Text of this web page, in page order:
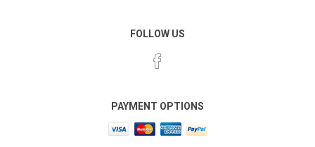
FOLLOW US
PAYMENT OPTIONS